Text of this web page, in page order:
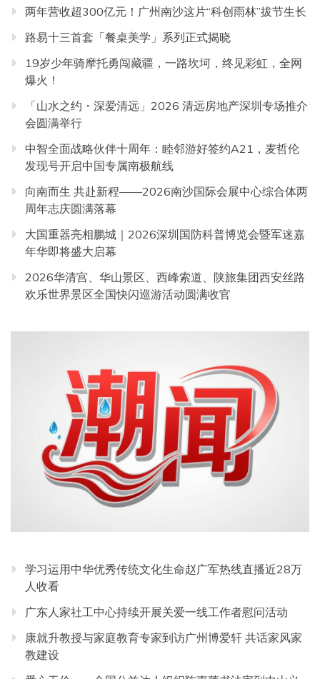
两年营收超300亿元！广州南沙这片“科创雨林”拔节生长
路易十三首套「餐桌美学」系列正式揭晓
19岁少年骑摩托勇闯藏疆，一路坎坷，终见彩虹，全网
爆火！
「山水之约・深爱清远」2026 清远房地产深圳专场推介
会圆满举行
中智全面战略伙伴十周年：睦邻游好签约A21，麦哲伦
发现号开启中国专属南极航线
向南而生 共赴新程——2026南沙国际会展中心综合体两
周年志庆圆满落幕
大国重器亮相鹏城｜2026深圳国防科普博览会暨军迷嘉
年华即将盛大启幕
2026华清宫、华山景区、西峰索道、陕旅集团西安丝路
欢乐世界景区全国快闪巡游活动圆满收官
学习运用中华优秀传统文化生命赵广军热线直播近28万
人收看
广东人家社工中心持续开展关爱一线工作者慰问活动
康就升教授与家庭教育专家到访广州博爱轩 共话家风家
教建设